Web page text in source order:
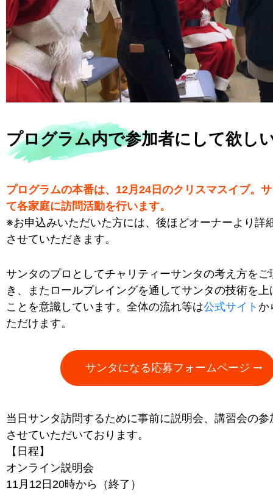
プログラム内で参加者にして欲し
プログラムの本番は、12月24日のクリスマスイブ。
て各家庭に訪問活動を行います。
※お申込みいただいた方には、後ほどオーナーより詳
させていただきます。
サンタのプロとしてチャリティーサンタの考え方をご
き、またロールプレイングを通してサンタの技術を上
ことを意識しています。全体の流れ等は公式サイト か
ただけます。
サンタになる応募フォームページ
当日サンタ訪問するために事前に説明会、講習会の参
させていただいております。
【日程】
オンライン説明会
11月12日20時から（終了）